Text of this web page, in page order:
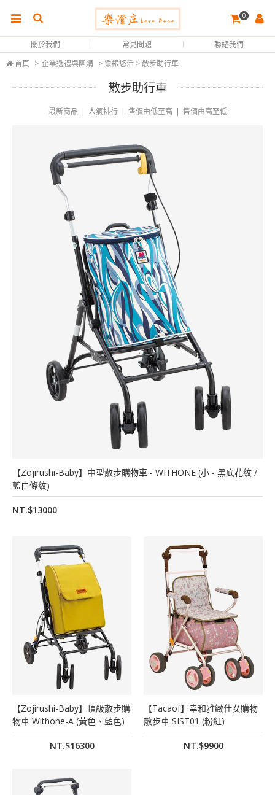
0
關於我們 常見問題
聯絡我們
首頁 > 企業選禮與團購 > 樂銀悠活 > 散步助行車
散步助行車
最新商品 | 人氣排行 | 售價由低至高 | 售價由高至低
【Zojirushi-Baby】中型散步購物車 - WITHONE (小 - 黑底花紋 /
藍白條紋)
NT.$13000
【Zojirushi-Baby】頂級散步購
物車 Withone-A (黃色、藍色)
NT.$16300
【Tacaof】幸和雅緻仕女購物
散步車 SIST01 (粉紅)
NT.$9900